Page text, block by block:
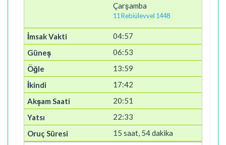
Çarşamba
11 Rebiülevvel 1448
04:57
06:53
13:59
17:42
20:51
22:33
15 saat, 54 dakika